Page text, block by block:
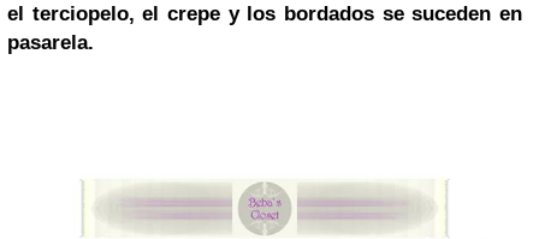
el terciopelo, el crepe y los bordados se suceden en
pasarela.